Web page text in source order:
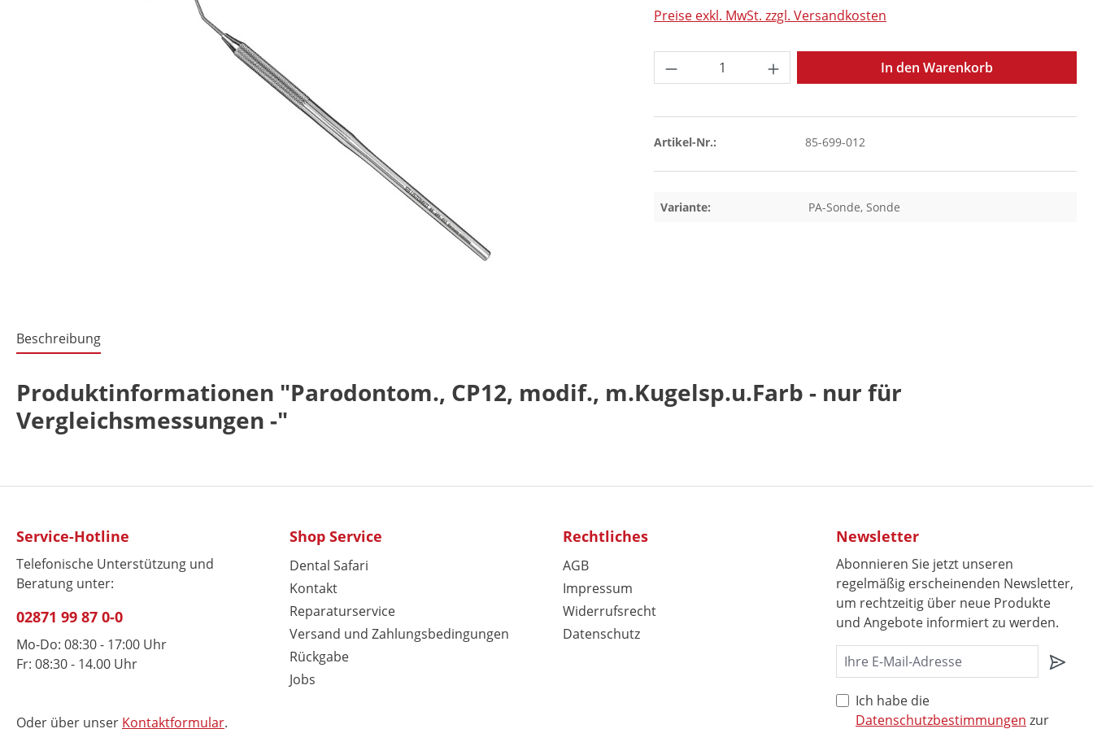
Preise exkl. MwSt. zzgl. Versandkosten
Produkt Anzahl: Gib den gewünschten Wert
In den Warenkorb
Artikel-Nr.: 85-699-012
Variante: PA-Sonde, Sonde
Beschreibung
Produktinformationen "Parodontom., CP12, modif., m.Kugelsp.u.Farb - nur für
Vergleichsmessungen -"
Service-Hotline
Telefonische Unterstützung und
Beratung unter:
02871 99 87 0-0
Mo-Do: 08:30 - 17:00 Uhr
Fr: 08:30 - 14.00 Uhr
Oder über unser Kontaktformular.
Shop Service
Dental Safari
Kontakt
Reparaturservice
Versand und Zahlungsbedingungen
Rückgabe
Jobs
Rechtliches
AGB
Impressum
Widerrufsrecht
Datenschutz
Newsletter
Abonnieren Sie jetzt unseren
regelmäßig erscheinenden Newsletter,
um rechtzeitig über neue Produkte
und Angebote informiert zu werden.
Ich habe die
Datenschutzbestimmungen zur